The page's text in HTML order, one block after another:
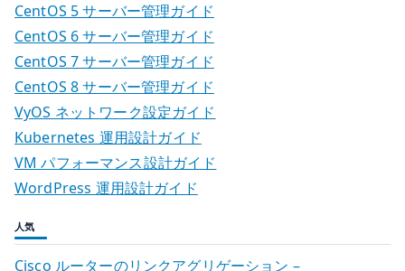
CentOS 5 サーバー管理ガイド
CentOS 6 サーバー管理ガイド
CentOS 7 サーバー管理ガイド
CentOS 8 サーバー管理ガイド
VyOS ネットワーク設定ガイド
Kubernetes 運用設計ガイド
VM パフォーマンス設計ガイド
WordPress 運用設計ガイド
人気
Cisco ルーターのリンクアグリゲーション –